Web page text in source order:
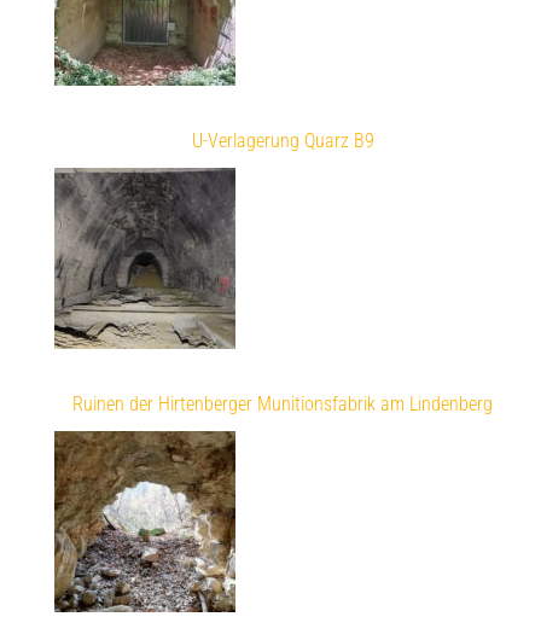
U-Verlagerung Quarz B9
Ruinen der Hirtenberger Munitionsfabrik am Lindenberg